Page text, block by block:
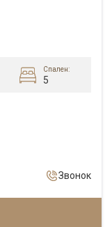
Спален:
5
Звонок